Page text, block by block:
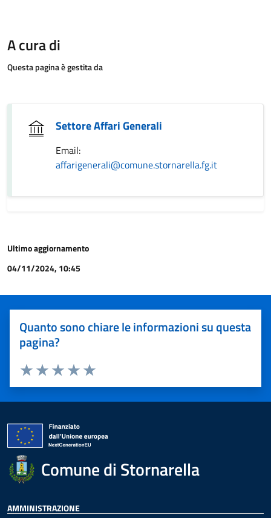
A cura di
Questa pagina è gestita da
Settore Affari Generali
Email:
affarigenerali@comune.stornarella.fg.it
Ultimo aggiornamento
04/11/2024, 10:45
Quanto sono chiare le informazioni su questa
pagina?
Valuta 5 stelle su 5
Valuta 4 stelle su 5
Valuta 3 stelle su 5
Valuta 2 stelle su 5
Valuta 1 stelle su 5
Comune di Stornarella
AMMINISTRAZIONE